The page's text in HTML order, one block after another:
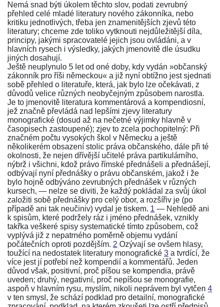
Nemá snad býti úkolem těchto slov, podati zevrubný
přehled celé mladé literatury nového zákonníka, nebo
kritiku jednotlivých, třeba jen znamenitějších zjevů této
literatury; chceme zde toliko vytknouti nejdůležitější díla,
principy, jakými spracovatelé jejich jsou ovládáni, a v
hlavních rysech i výsledky, jakých jmenovitě dle úsudku
jiných dosahují.
Ještě neuplynulo 5 let od oné doby, kdy vydán »občanský
zákonník pro říši německou« a již nyní obtížno jest sjednati
sobě přehled o literatuře, která, jak bylo lze očekávati, z
důvodů velice různých neobyčejným způsobem narostla.
Je to jmenovitě literatura kommentárová a kompendiosní,
jež značně převládá nad lepšími zjevy literatury
monografické (dosud až na nečetné výjimky hlavně v
časopisech zastoupené); zjev to zcela pochopitelný: Při
značném počtu vysokých škol v Německu a ještě
několikerém obsazení stolic práva občanského, dále při té
okolnosti, že nejen dřívější učitelé práva partikulárního,
nýbrž i všichni, kdož právo římské přednášeli a přednášejí,
odbývají nyní přednášky o právu občanském, jakož i že
bylo hojně odbýváno zevrubných přednášek v různých
kursech, — nelze se diviti, že každý pokládal za svůj úkol
založiti sobě přednášky pro celý obor, a rozšířiv je (po
případě ani tak neučiniv) vydal je tiskem. 1 — Nehledě ani
k spisům, které podržely ráz i jméno přednášek, vznikly
takřka veškeré spisy systematické tímto způsobem, což
vyplývá již z nepatrného poměrně objemu vydání
počátečních oproti pozdějším. 2 Ozývají se ovšem hlasy,
toužící na nedostatek literatury monografické 3 a tvrdící, že
více jest jí potřebí než kompendií a kommentářů. Jeden
důvod však, positivní, proč píšou se kompendia, právě
uveden; druhý, negativní, proč nepíšou se monografie,
aspoň v hlavním rysu, myslím, nikoli neprávem byl vytčen 4
v ten smysl, že schází podklad pro detailní, monografické